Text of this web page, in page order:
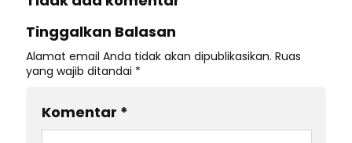
Tinggalkan Balasan
Alamat email Anda tidak akan dipublikasikan. Ruas
yang wajib ditandai *
Komentar *